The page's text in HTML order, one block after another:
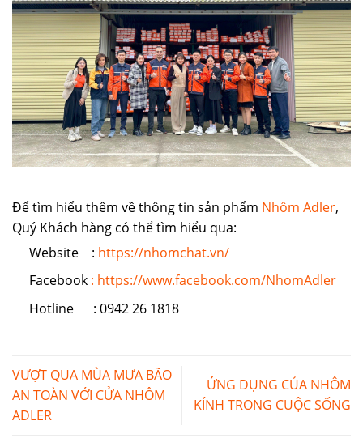
Để tìm hiểu thêm về thông tin sản phẩm Nhôm Adler,
Quý Khách hàng có thể tìm hiểu qua:
Website : https://nhomchat.vn/
Facebook : https://www.facebook.com/NhomAdler
Hotline : 0942 26 1818
VƯỢT QUA MÙA MƯA BÃO
AN TOÀN VỚI CỬA NHÔM
ADLER
ỨNG DỤNG CỦA NHÔM
KÍNH TRONG CUỘC SỐNG